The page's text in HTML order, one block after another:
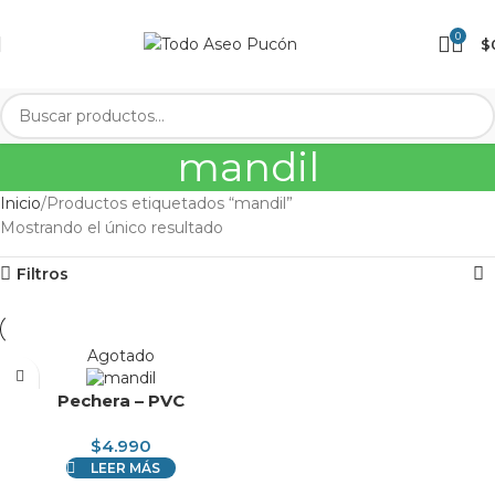
0 $
mandil
Inicio Productos etiquetados “mandil”
Mostrando el único resultado
Filtros
Agotado
Pechera – PVC
$4.990
LEER MÁS